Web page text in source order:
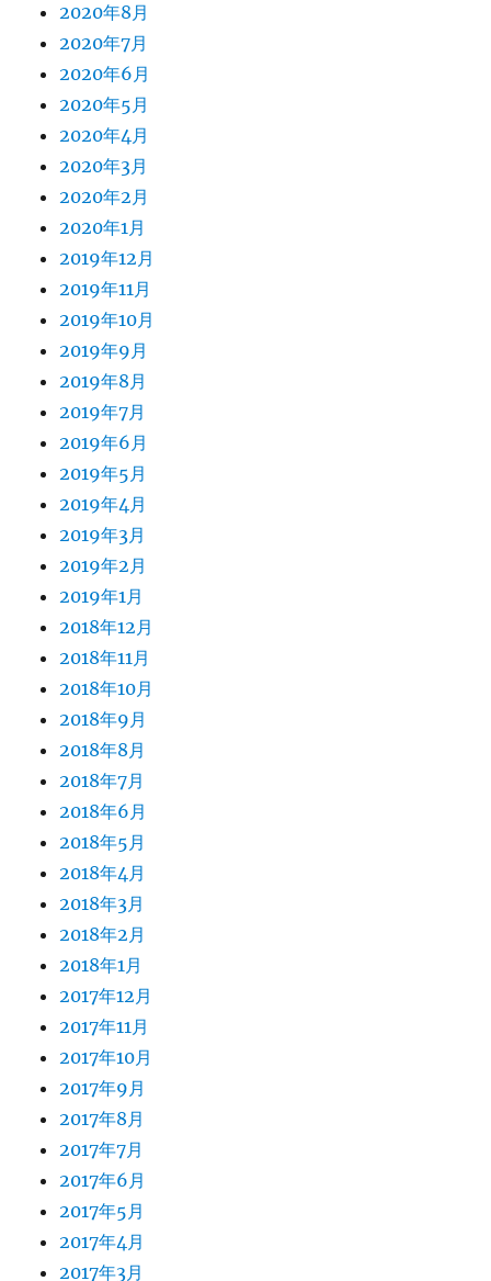
2020年8月
2020年7月
2020年6月
2020年5月
2020年4月
2020年3月
2020年2月
2020年1月
2019年12月
2019年11月
2019年10月
2019年9月
2019年8月
2019年7月
2019年6月
2019年5月
2019年4月
2019年3月
2019年2月
2019年1月
2018年12月
2018年11月
2018年10月
2018年9月
2018年8月
2018年7月
2018年6月
2018年5月
2018年4月
2018年3月
2018年2月
2018年1月
2017年12月
2017年11月
2017年10月
2017年9月
2017年8月
2017年7月
2017年6月
2017年5月
2017年4月
2017年3月